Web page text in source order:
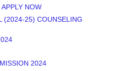
NOW
(2024-25) COUNSELING
2024